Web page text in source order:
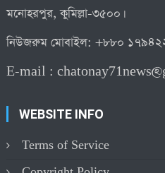
মনোহরপুর, কুমিল্লা-৩৫০০।
নিউজরুম মোবাইল: +৮৮০
E-mail :
WEBSITE INFO
Terms of Service